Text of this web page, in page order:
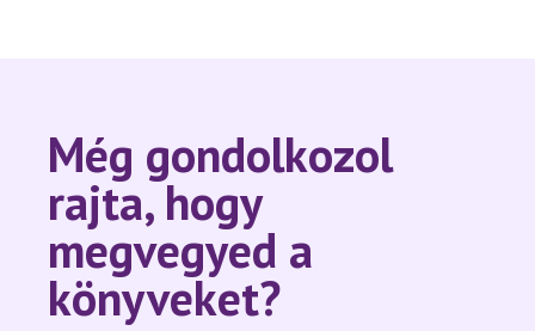
Még gondolkozol
rajta, hogy
megvegyed a
könyveket?